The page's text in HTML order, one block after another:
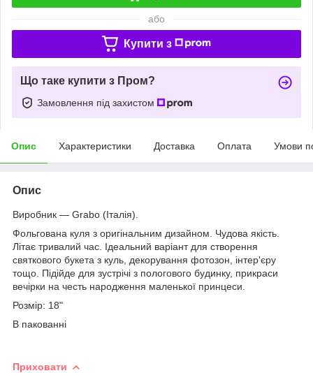
або
Купити з
Що таке купити з Пром?
Замовлення під захистом
Опис Характеристики Доставка Оплата Умови
Опис
Виробник — Grabo (Італія).
Фольгована куля з оригінальним дизайном. Чудова якість.
Літає тривалий час. Ідеальний варіант для створення
святкового букета з куль, декорування фотозон, інтер'єру
тощо. Підійде для зустрічі з пологового будинку, прикраси
вечірки на честь народження маленької принцеси.
Розмір: 18"
В пакованні
Приховати